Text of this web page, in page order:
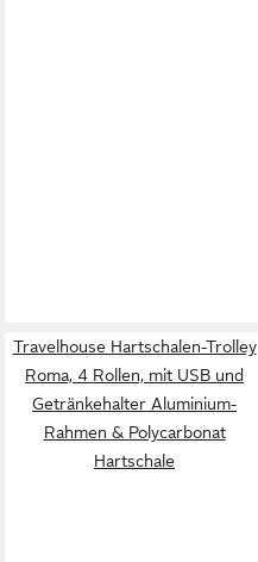
Travelhouse Hartschalen-Trolley
Roma, 4 Rollen, mit USB und
Getränkehalter Aluminium-
Rahmen & Polycarbonat
Hartschale